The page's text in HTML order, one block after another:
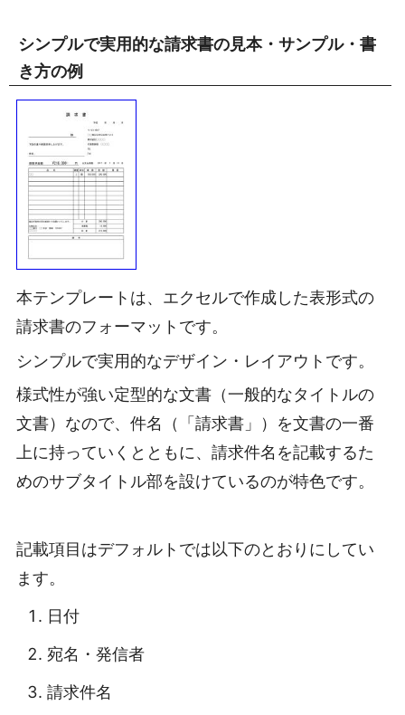
シンプルで実用的な請求書の見本・サンプル・書
き方の例
本テンプレートは、エクセルで作成した表形式の
請求書のフォーマットです。
シンプルで実用的なデザイン・レイアウトです。
様式性が強い定型的な文書（一般的なタイトルの
文書）なので、件名（「請求書」）を文書の一番
上に持っていくとともに、請求件名を記載するた
めのサブタイトル部を設けているのが特色です。
記載項目はデフォルトでは以下のとおりにしてい
ます。
日付
宛名・発信者
請求件名